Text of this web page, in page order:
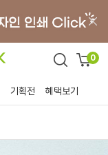
0
기획전 혜택보기